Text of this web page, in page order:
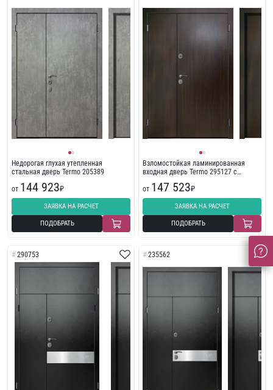
Недорогая глухая утепленная
стальная дверь Termo 205389
от 144 923₽
ЗАЯВКА НА РАСЧЕТ
ПОДОБРАТЬ
Взломостойкая ламинированная
входная дверь Termo 295127 с
от 147 523₽
ЗАЯВКА НА РАСЧЕТ
ПОДОБРАТЬ
290753 235562